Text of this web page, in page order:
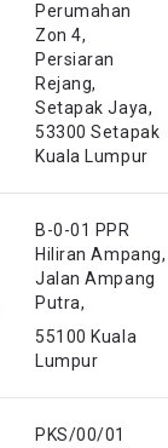
Perumahan
Zon 4,
Persiaran
Rejang,
Setapak Jaya,
53300 Setapak
Kuala Lumpur
B-0-01 PPR
Hiliran Ampang,
Jalan Ampang
Putra,
55100 Kuala
Lumpur
PKS/00/01